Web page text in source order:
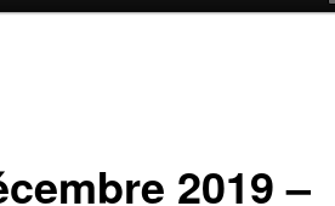
2019 –